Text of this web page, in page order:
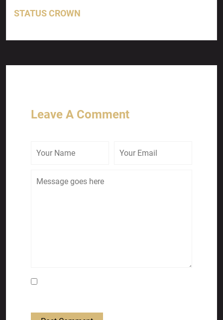
STATUS CROWN
Leave A Comment